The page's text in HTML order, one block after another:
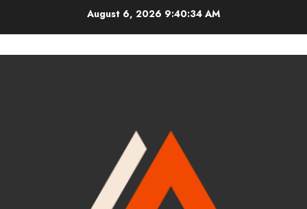
August 6, 2026 9:40:35 AM